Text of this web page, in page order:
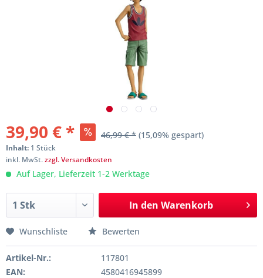
39,90 € * 46,99 € * (15,09% gespart)
Inhalt: 1 Stück
inkl. MwSt.zzgl. Versandkosten
Auf Lager, Lieferzeit 1-2 Werktage
In den Warenkorb
Wunschliste Bewerten
Artikel-Nr.:
117801
EAN:
4580416945899